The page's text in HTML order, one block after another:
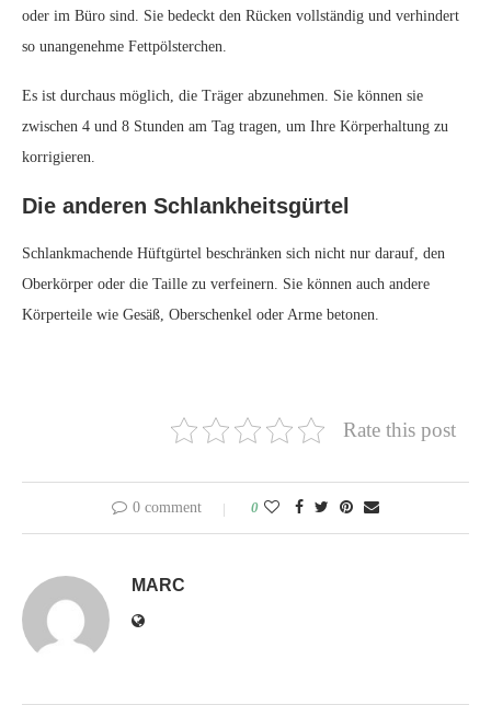
oder im Büro sind. Sie bedeckt den Rücken vollständig und verhindert
so unangenehme Fettpölsterchen.
Es ist durchaus möglich, die Träger abzunehmen. Sie können sie
zwischen 4 und 8 Stunden am Tag tragen, um Ihre Körperhaltung zu
korrigieren.
Die anderen Schlankheitsgürtel
Schlankmachende Hüftgürtel beschränken sich nicht nur darauf, den
Oberkörper oder die Taille zu verfeinern. Sie können auch andere
Körperteile wie Gesäß, Oberschenkel oder Arme betonen.
Rate this post
0 comment 0
MARC